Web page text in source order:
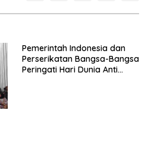
Pemerintah Indonesia dan
Perserikatan Bangsa-Bangsa
Peringati Hari Dunia Anti